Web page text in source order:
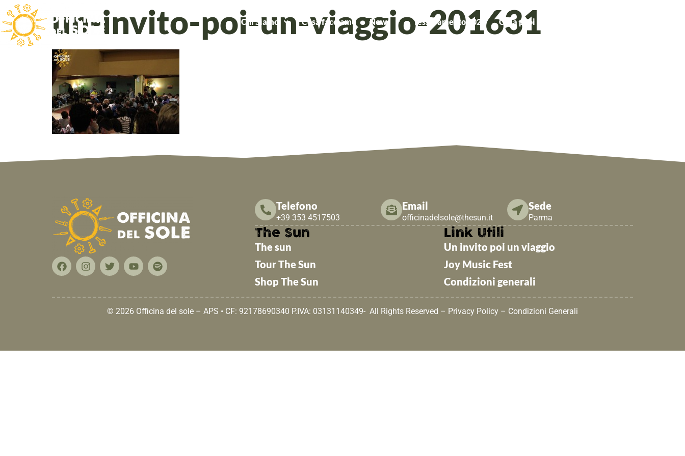
Chi Siamo Cosa facciamo News Tesseramento 2026 Cosa puoi fare TU!
un-invito-poi-un-viaggio-201631
Telefono
+39 353 4517503
Email
officinadelsole@thesun.it
Sede
Parma
The Sun
The sun
Tour The Sun
Shop The Sun
Link Utili
Un invito poi un viaggio
Joy Music Fest
Condizioni generali
© 2026 Officina del sole – APS • CF: 92178690340 P.IVA: 03131140349- All Rights Reserved – Privacy Policy – Condizioni Generali